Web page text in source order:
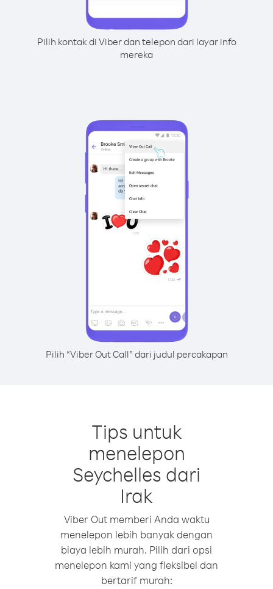
Pilih kontak di Viber dan telepon dari layar info
mereka
Pilih “Viber Out Call” dari judul percakapan
Tips untuk
menelepon
Seychelles dari
Irak
Viber Out memberi Anda waktu
menelepon lebih banyak dengan
biaya lebih murah. Pilih dari opsi
menelepon kami yang fleksibel dan
bertarif murah: